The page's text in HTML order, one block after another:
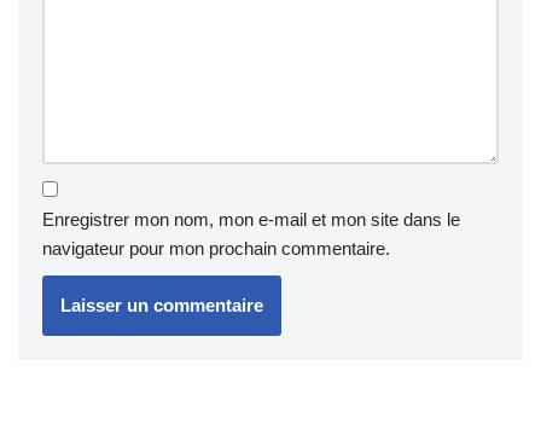
Enregistrer mon nom, mon e-mail et mon site dans le
navigateur pour mon prochain commentaire.